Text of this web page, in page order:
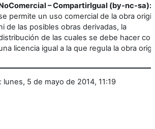
– CompartirIgual (by-nc-sa):
permite un uso comercial de la obra
de las posibles obras derivadas, la
de las cuales se debe hacer con
licencia igual a la que regula la obra
lunes, 5 de mayo de 2014, 11:19